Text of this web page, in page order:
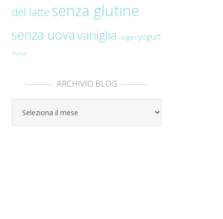
del latte senza glutine
senza uovavaniglia vegan yogurt
zucca
ARCHIVIO BLOG
Archivio
Blog